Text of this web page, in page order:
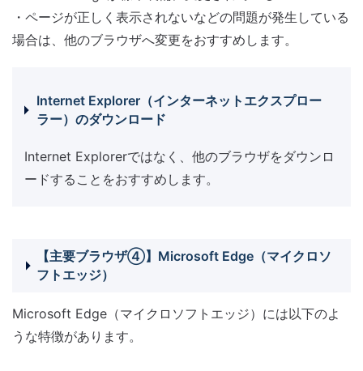
・ページが正しく表示されないなどの問題が発生している
場合は、他のブラウザへ変更をおすすめします。
Internet Explorer（インターネットエクスプロー
ラー）のダウンロード
Internet Explorerではなく、他のブラウザをダウンロ
ードすることをおすすめします。
【主要ブラウザ④】Microsoft Edge（マイクロソ
フトエッジ）
Microsoft Edge（マイクロソフトエッジ）には以下のよ
うな特徴があります。